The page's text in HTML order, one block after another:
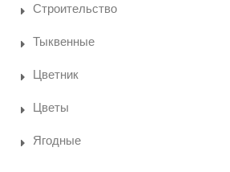
Строительство
Тыквенные
Цветник
Цветы
Ягодные